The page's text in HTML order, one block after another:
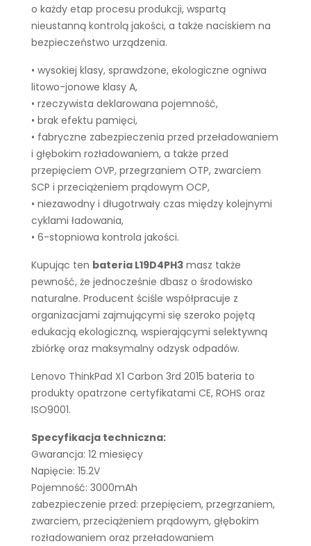
o każdy etap procesu produkcji, wspartą
nieustanną kontrolą jakości, a także naciskiem na
bezpieczeństwo urządzenia.
• wysokiej klasy, sprawdzone, ekologiczne ogniwa
litowo-jonowe klasy A,
• rzeczywista deklarowana pojemność,
• brak efektu pamięci,
• fabryczne zabezpieczenia przed przeładowaniem
i głębokim rozładowaniem, a także przed
przepięciem OVP, przegrzaniem OTP, zwarciem
SCP i przeciążeniem prądowym OCP,
• niezawodny i długotrwały czas między kolejnymi
cyklami ładowania,
• 6-stopniowa kontrola jakości.
Kupując ten bateria L19D4PH3 masz także
pewność, że jednocześnie dbasz o środowisko
naturalne. Producent ściśle współpracuje z
organizacjami zajmującymi się szeroko pojętą
edukacją ekologiczną, wspierającymi selektywną
zbiórkę oraz maksymalny odzysk odpadów.
Lenovo ThinkPad X1 Carbon 3rd 2015 bateria to
produkty opatrzone certyfikatami CE, ROHS oraz
ISO9001.
Specyfikacja techniczna:
Gwarancja: 12 miesięcy
Napięcie: 15.2V
Pojemność: 3000mAh
zabezpieczenie przed: przepięciem, przegrzaniem,
zwarciem, przeciążeniem prądowym, głębokim
rozładowaniem oraz przeładowaniem